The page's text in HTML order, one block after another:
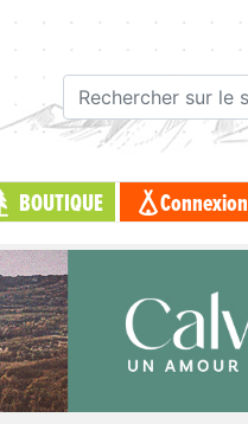
BOUTIQUE Connexion